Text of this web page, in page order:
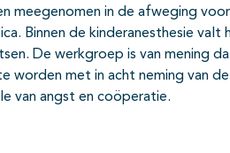
meegenomen in de afweging
Binnen de kinderanesthesie
De werkgroep is van mening
worden met in acht neming van de
van angst en coöperatie.